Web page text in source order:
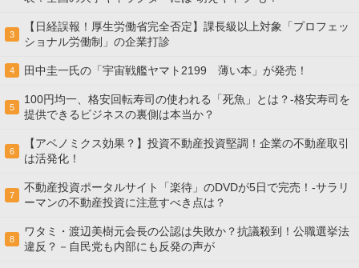
3
【日経誤報！厚生労働省完全否定】課長級以上対象「プロフェッ
ショナル労働制」の企業打診
4 田中圭一氏の「宇宙戦艦ヤマト2199 薄い本」が発売！
5
100円均一、格安回転寿司の使われる「死魚」とは？-格安寿司を
提供できるビジネスの裏側は本当か？
6
【アベノミクス効果？】投資不動産投資堅調！企業の不動産取引
は活発化！
7
不動産投資ポータルサイト「楽待」のDVDが5日で完売！-サラリ
ーマンの不動産投資に注意すべき点は？
8
ワタミ・渡辺美樹元会長の公認は失敗か？抗議殺到！公職選挙法
違反？－自民党も内部にも反発の声が